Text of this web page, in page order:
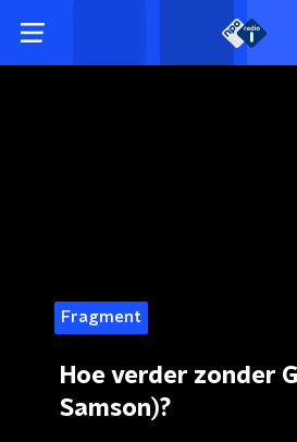
Fragment
Hoe verder zonder
Samson)?